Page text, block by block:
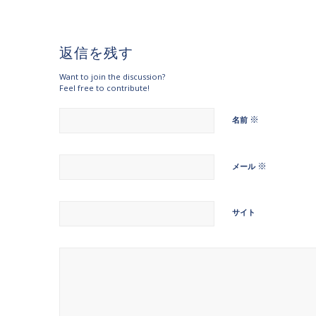
返信を残す
Want to join the discussion?
Feel free to contribute!
名前 ※
メール ※
サイト